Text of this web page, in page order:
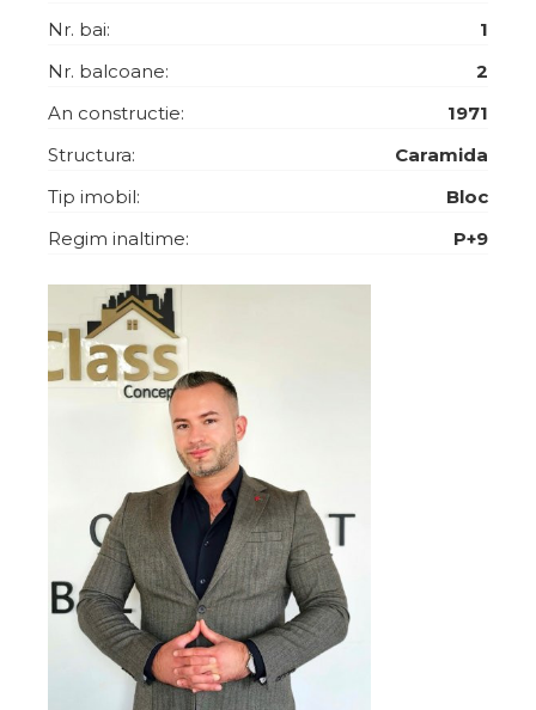
Nr. bai:
1
Nr. balcoane:
2
An constructie:
1971
Structura:
Caramida
Tip imobil:
Bloc
Regim inaltime:
P+9